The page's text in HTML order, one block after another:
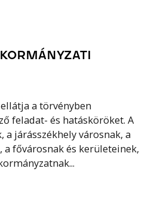
a törvényben
feladat- és hatásköröket. A
a járásszékhely városnak, a
a fővárosnak és kerületeinek,